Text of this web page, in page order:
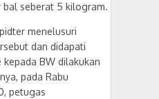
bal seberat 5 kilogram.
menelusuri
dan didapati
BW dilakukan
pada Rabu
petugas